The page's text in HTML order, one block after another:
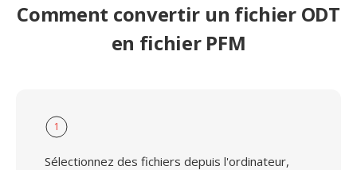
Comment convertir un fichier ODT
en fichier PFM
1
Sélectionnez des fichiers depuis l'ordinateur,